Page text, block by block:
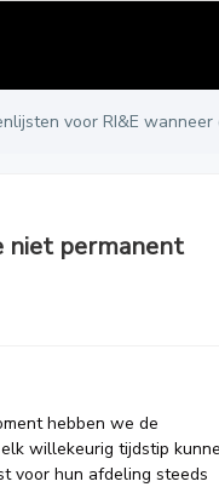
voor RI&E
niet permanent
hebben we de
willekeurig tijdstip
voor hun afdeling steeds